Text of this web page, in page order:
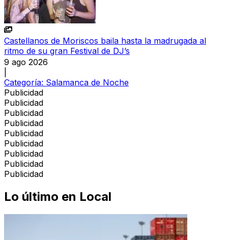
Castellanos de Moriscos baila hasta la madrugada al
ritmo de su gran Festival de DJ’s
9 ago 2026
Categoría: Salamanca de Noche
Publicidad
Publicidad
Publicidad
Publicidad
Publicidad
Publicidad
Publicidad
Publicidad
Publicidad
Lo último en Local